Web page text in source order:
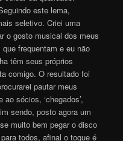
este lema,
seletivo. Criei uma
o gosto musical dos meus
frequentam e eu não
têm seus próprios
comigo. O resultado foi
pautar meus
sócios, ‘chegados’,
sendo, posto agora um
muito bem pegar o disco
todos, afinal o toque é